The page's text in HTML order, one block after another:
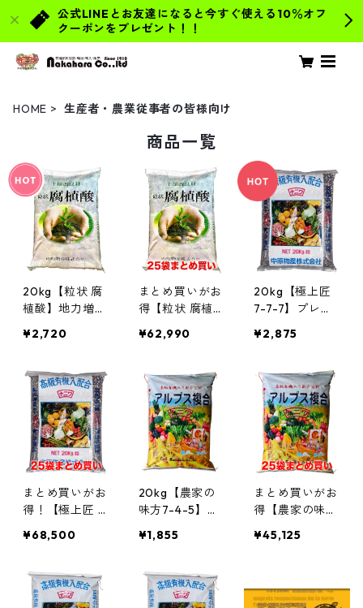
公式LINEとお友達になると今すぐ使える10％オフ
クーポンをプレゼント！！
HOME 生産者・農業従事者の皆様向け
商品一覧
20kg【粒状 腐
植酸】地力増
ロ農家愛用 土
効率アップ 根
張り促進 団粒
構造の形成 菜
園 果樹 花の土
づくりに
¥2,720
まとめ買いがお
得【粒状 腐植
省力化 プロ農
良材 肥料効率
アップ 根張り
促進 団粒構造
の形成 菜園 果
樹 花の土づく
りに(20kg*25)
¥62,990
20kg【極上匠
7-7-7】プレミ
料 厳選素材ブ
カニガラ 発酵
酒粕 アミノ酸
腐植酸) 美味し
い野菜づくりと
土壌改善に
¥2,875
まとめ買いがお
得！【極上匠 7
アム有機入り肥
レンド (魚かす
カニガラ 発酵
¥68,500
20kg【農家の
味方7-4-5】肥
に！土づくりと
時に！腐植酸約
10%配合・有機
¥1,855
まとめ買いがお
得【農家の味方
格高騰対策に！
に！腐植酸約1
¥45,125